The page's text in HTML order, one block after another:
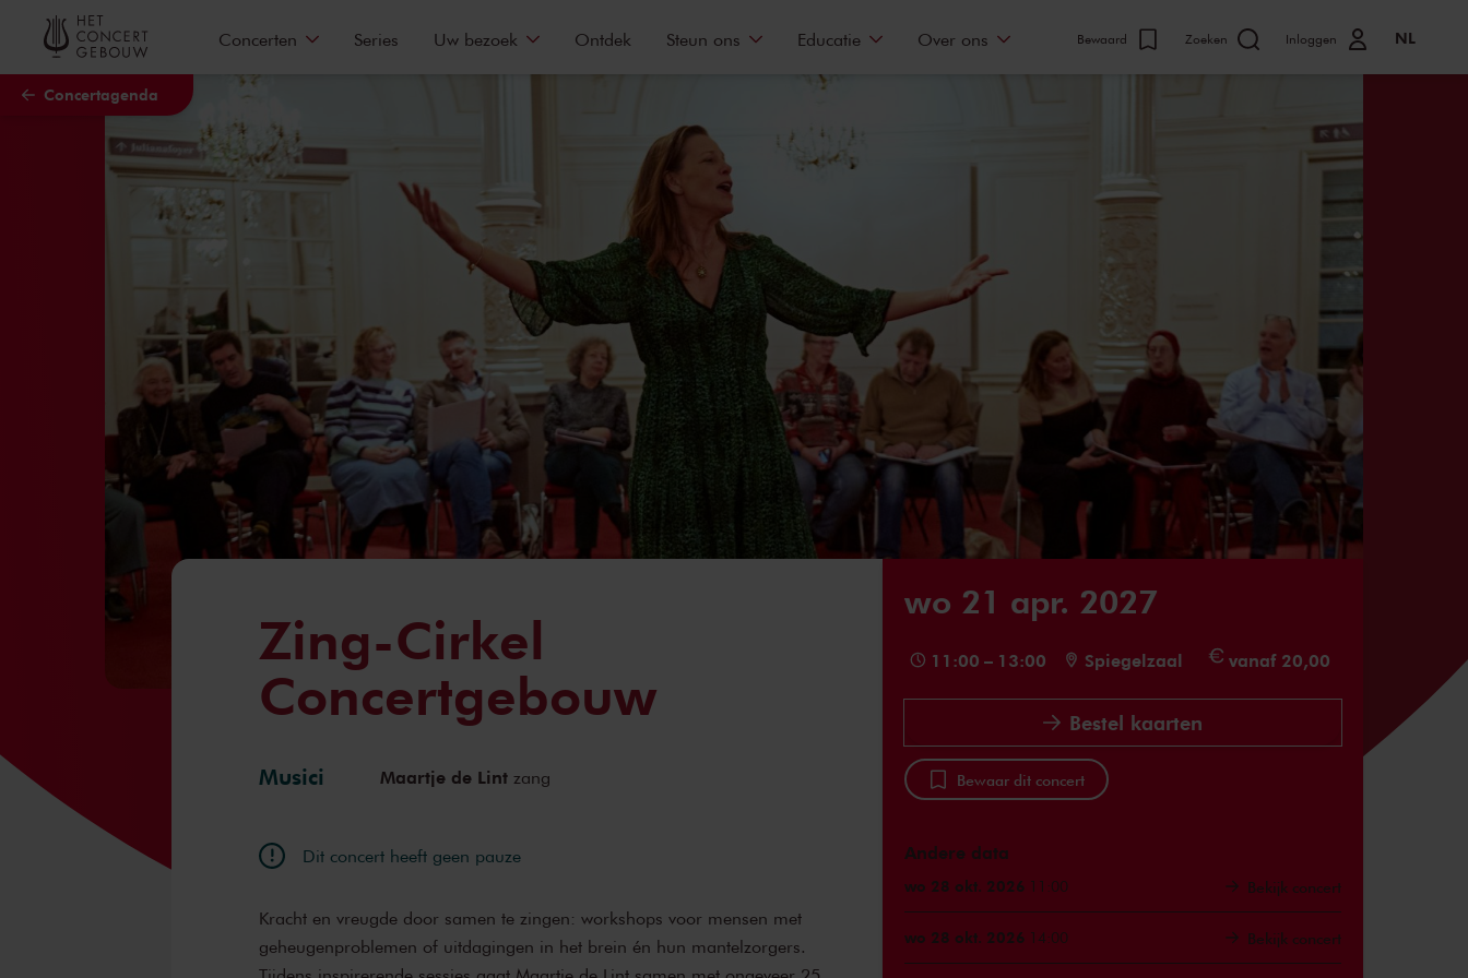
Naar hoofdcontent
Concertagenda
Concerten Series Uw bezoek Ontdek Steun ons Educatie Over ons Bewaard Zoeken Inloggen NL
wo 21 apr. 2027
11:00 – 13:00 Spiegelzaal vanaf 20,00
Bestel kaarten
Bewaar dit concert
Andere data
wo 28 okt. 2026 11:00 Bekijk concert
wo 28 okt. 2026 14:00 Bekijk concert
Zing-Cirkel
Concertgebouw
Musici Maartje de Lint zang
Dit concert heeft geen pauze
Kracht en vreugde door samen te zingen: workshops voor mensen met
geheugenproblemen of uitdagingen in het brein én hun mantelzorgers.